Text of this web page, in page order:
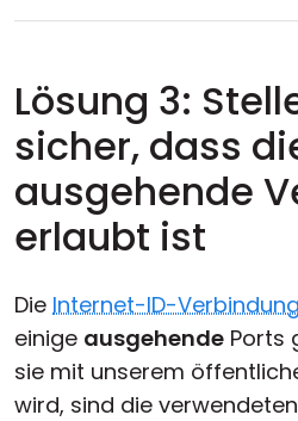
Lösung 3:
sicher, dass
ausgehende
erlaubt ist
Die Internet-ID-
einige ausgehende Ports
sie mit unserem
wird, sind die